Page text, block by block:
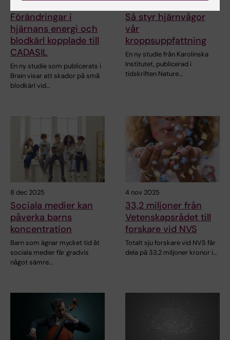
Förändringar i
hjärnans energi och
blodkärl kopplade till
CADASIL
En ny studie som publicerats i
Brain visar att skador på små
blodkärl vid…
Så styr hjärnvågor
vår
kroppsuppfattning
En ny studie från Karolinska
Institutet, publicerad i
tidskriften Nature…
8 dec 2025
Sociala medier kan
påverka barns
koncentration
Barn som ägnar mycket tid åt
sociala medier får gradvis
något sämre…
4 nov 2025
33,2 miljoner från
Vetenskapsrådet till
forskare vid NVS
Totalt sju forskare vid NVS får
dela på 33,2 miljoner kronor i…